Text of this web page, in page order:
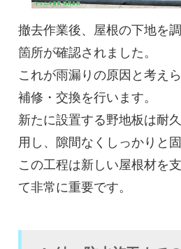
撤去作業後、屋根の下地を
箇所が確認されました。
これが雨漏りの原因と考え
補修・交換を行います。
新たに設置する野地板は耐
用し、隙間なくしっかりと固
この工程は新しい屋根材を
て非常に重要です。